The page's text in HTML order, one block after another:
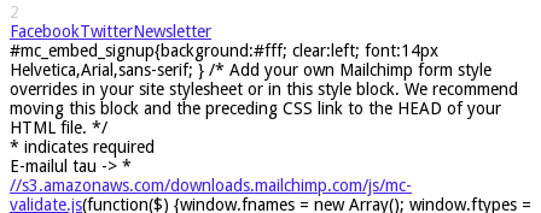
2
FacebookTwitterNewsletter
#mc_embed_signup{background:#fff; clear:left; font:14px
Helvetica,Arial,sans-serif; } /* Add your own Mailchimp form style
overrides in your site stylesheet or in this style block. We recommend
moving this block and the preceding CSS link to the HEAD of your
HTML file. */
* indicates required
E-mailul tau -> *
//s3.amazonaws.com/downloads.mailchimp.com/js/mc-
validate.js(function($) {window.fnames = new Array(); window.ftypes =